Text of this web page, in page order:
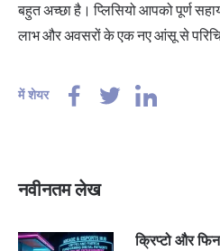
बहुत अच्छा है। प्लिसियो आपको पूर्ण
लाभ और अवसरों के एक नए आंसू से
में शेयर
नवीनतम लेख
क्रिप्टो और